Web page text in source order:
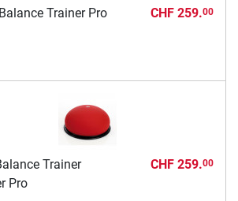
Trainer Pro
CHF 259.00
Trainer
Pro
CHF 259.00